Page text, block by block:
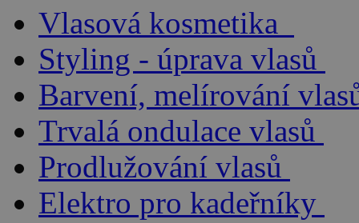
Vlasová kosmetika
Styling - úprava vlasů
Barvení, melírování
Trvalá ondulace vlasů
Prodlužování vlasů
Elektro pro kadeřníky